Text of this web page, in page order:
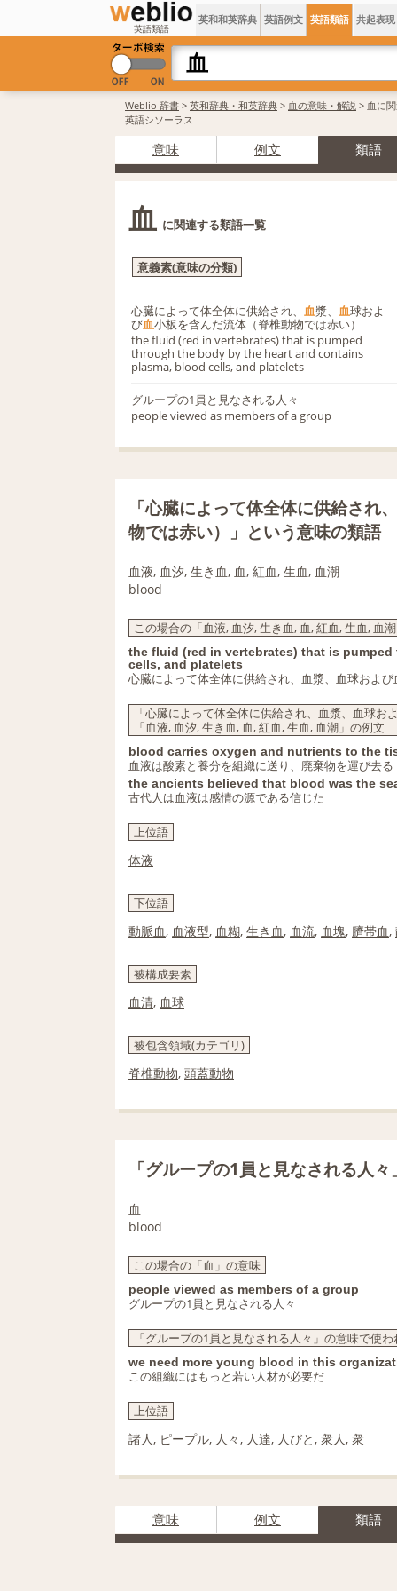
英語類語
英和和英辞典 英語例文 英語類語 共起表現
Weblio 辞書 > 英和辞典・和英辞典 > 血の意味・解説 > 血に
英語シソーラス
意味 例文 類語
血 に関連する類語一覧
意義素(意味の分類)
心臓によって体全体に供給され、 血漿、 血球およ
び血小板を含んだ流体（脊椎動物では赤い）
the fluid (red in vertebrates) that is pumped
through the body by the heart and contains
plasma, blood cells, and platelets
グループの1員と見なされる人々
people viewed as members of a group
「心臓によって体全体に供給され
物では赤い）」という意味の類語
血液, 血汐, 生き血, 血, 紅血, 生血, 血潮
blood
この場合の「血液, 血汐, 生き血, 血, 紅血, 生血, 血
the fluid (red in vertebrates) that is
cells, and platelets
心臓によって体全体に供給され、血漿、血球およ
「心臓によって体全体に供給され、血漿、血球
「血液, 血汐, 生き血, 血, 紅血, 生血, 血潮」の例文
blood carries oxygen and nutrients to the
血液は酸素と養分を組織に送り、廃棄物を運び去る
the ancients believed that blood was the
古代人は血液は感情の源である信じた
上位語
体液
下位語
動脈血, 血液型, 血糊, 生き血, 血流, 血塊, 臍帯血,
被構成要素
血清, 血球
被包含領域(カテゴリ)
脊椎動物, 頭蓋動物
「グループの1員と見なされる人
血
blood
この場合の「血」の意味
people viewed as members of a group
グループの1員と見なされる人々
「グループの1員と見なされる人々」の意味で使
we need more young blood in this
この組織にはもっと若い人材が必要だ
上位語
諸人, ピープル, 人々, 人達, 人びと, 衆人, 衆
意味 例文 類語